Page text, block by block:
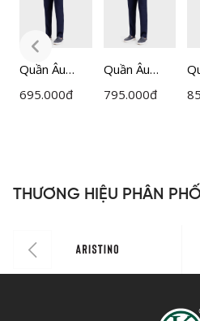
Quần Âu
Nam
695.000đ
Quần Âu
Nam
795.000đ
THƯƠNG HIỆU PHÂN